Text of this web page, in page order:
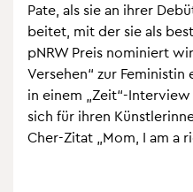
Pate, als sie an ihrer
bei­tet, mit der sie als
pN­RW Preis no­mi­niert
Ver­se­hen“ zur
in einem „Zeit“-
sich für ihren
Cher-Zitat „Mom, I am a